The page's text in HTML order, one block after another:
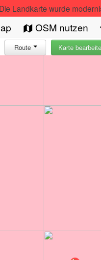
Landkarte wurde
OSM nutzen
Route Karte